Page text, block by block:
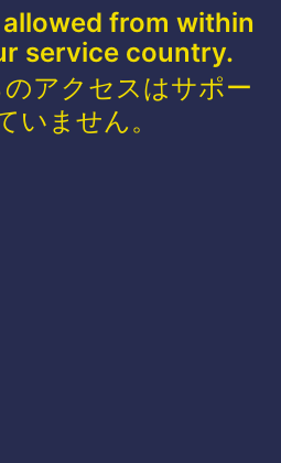
from within
service country.
アクセスはサポー
いません。